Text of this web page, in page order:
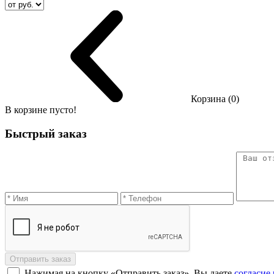
Корзина (0)
В корзине пусто!
Быстрый заказ
Отправить заказ